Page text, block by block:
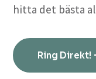
hitta det bästa
Ring Direkt!